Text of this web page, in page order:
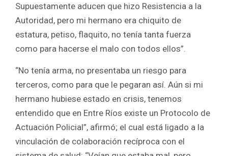
Supuestamente aducen que hizo Resistencia a la
Autoridad, pero mi hermano era chiquito de
estatura, petiso, flaquito, no tenía tanta fuerza
como para hacerse el malo con todos ellos”.
“No tenía arma, no presentaba un riesgo para
terceros, como para que le pegaran así. Aún si mi
hermano hubiese estado en crisis, tenemos
entendido que en Entre Ríos existe un Protocolo de
Actuación Policial”, afirmó; el cual está ligado a la
vinculación de colaboración recíproca con el